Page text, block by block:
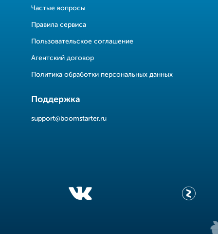
Частые вопросы
Правила сервиса
Пользовательское соглашение
Агентский договор
Политика обработки персональных данных
Поддержка
support@boomstarter.ru